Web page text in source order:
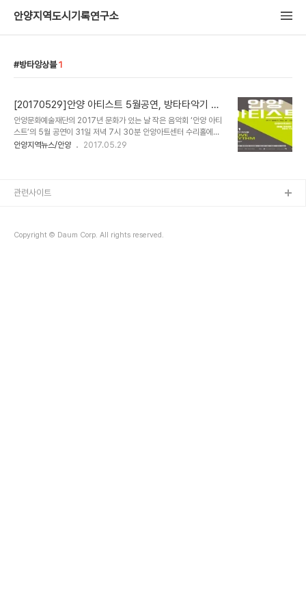
안양지역도시기록연구소
방타앙상블 1
[20170529]안양 아티스트 5월공연, 방타타악기 앙
상블 출연
안양문화예술재단의 2017년 문화가 있는 날 작은 음악회 ‘안양 아티
스트’의 5월 공연이 31일 저녁 7시 30분 안양아트센터 수리홀에서
열린다. ‘안양 아티스트’는 우리지역 예술가들로 구성되어 오페라·앙상
대 아프리카의 원초적인 리듬과 멜로디가 인상적인 음악부터 새롭게
화예술재단 홈페이지(w..
안양지역뉴스/안양 2017.05.29
Copyright © Daum Corp. All rights reserved.
관련사이트